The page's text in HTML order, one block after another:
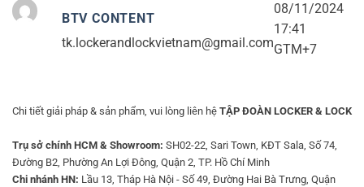
BTV CONTENT
tk.lockerandlockvietnam@gmail.com
08/11/2024
17:41
GTM+7
Chi tiết giải pháp & sản phẩm, vui lòng liên hệ TẬP ĐOÀN LOCKER & LOCK
Trụ sở chính HCM & Showroom: SH02-22, Sari Town, KĐT Sala, Số 74,
Đường B2, Phường An Lợi Đông, Quận 2, TP. Hồ Chí Minh
Chi nhánh HN: Lầu 13, Tháp Hà Nội - Số 49, Đường Hai Bà Trưng, Quận